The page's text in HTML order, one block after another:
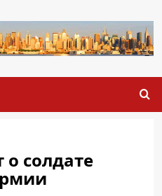
о солдате